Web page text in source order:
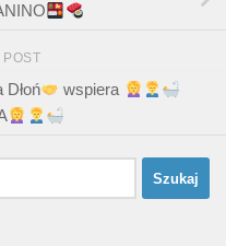
POST
Dłoń
wspiera